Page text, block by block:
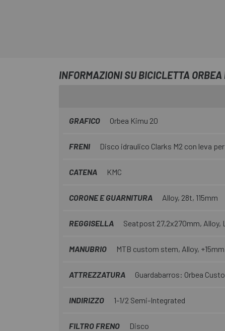
INFORMAZIONI SU BICICLETTA
GRAFICO Orbea Kimu 20
FRENI Disco idraulico Clarks M2 con leva
CATENA KMC
CORONE E GUARNITURA Alloy, 28t, 115mm
REGGISELLA Seatpost 27,2x270mm, Alloy,
MANUBRIO MTB custom stem, Alloy,
ATTREZZATURA Guardabarros: Orbea
INDIRIZZO 1-1/2 Semi-Integrated
FILTRO FRENO Disco